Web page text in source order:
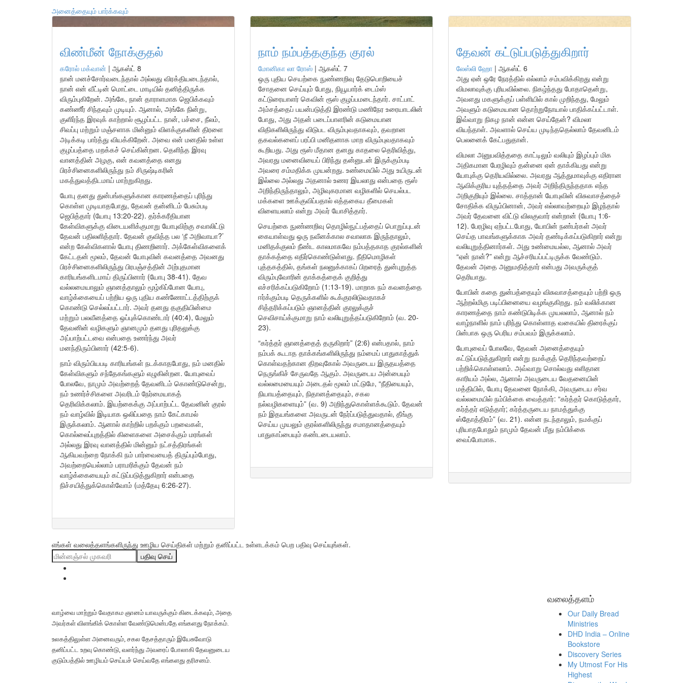
அனைத்தையும் பார்க்கவும்
விண்மீன் நோக்குதல்
கரோல் மக்வான் | ஆகஸ்ட் 8
நான் மனச்சோர்வடைந்தால் அல்லது விரக்தியடைந்தால்,
நான் என் வீட்டின் மொட்டை மாடியில் தனித்திருக்க
விரும்புகிறேன். அங்கே, நான் தாராளமாக ஜெபிக்கவும்
கண்ணீர் சிந்தவும் முடியும். ஆனால், அங்கே நின்று,
குளிர்ந்த இரவுக் காற்றால் சூழப்பட்ட நான், பச்சை, நீலம்,
சிவப்பு மற்றும் மஞ்சளாக மின்னும் விளக்குகளின் திரளை
அடிக்கடி பார்த்து வியக்கிறேன். அவை என் மனதில் உள்ள
குழப்பத்தை மறக்கச் செய்கின்றன. தெளிந்த இரவு
வானத்தின் அழகு, என் கவனத்தை எனது
பிரச்சினைகளிலிருந்து நம் சிருஷ்டிகரின்
மகத்துவத்திடமாய் மாற்றுகிறது.
யோபு தனது துன்பங்களுக்கான காரணத்தைப் புரிந்து
கொள்ள முடியாதபோது, தேவன் தன்னிடம் பேசும்படி
ஜெபித்தார் (யோபு 13:20-22). தர்க்கரீதியான
கேள்விகளுக்கு விடையளிக்குமாறு யோபுவிற்கு சவாலிட்டு
தேவன் பதிலளித்தார். தேவன் குவித்த பல ‘நீ அறிவாயா?’
என்ற கேள்விகளால் யோபு திணறினார். அக்கேள்விகளைக்
கேட்டதன் மூலம், தேவன் யோபுவின் கவனத்தை அவனது
பிரச்சினைகளிலிருந்து பிரபஞ்சத்தின் அற்புதமான
காரியங்களிடமாய் திருப்பினார் (யோபு 38-41). தேவ
வல்லமையாலும் ஞானத்தாலும் மூழ்கிப்போன யோபு,
வாழ்க்கையைப் பற்றிய ஒரு புதிய கண்ணோட்டத்திற்குக்
கொண்டு செல்லப்பட்டார். அவர் தனது தகுதியின்மை
மற்றும் பலவீனத்தை ஒப்புக்கொண்டார் (40:4), மேலும்
தேவனின் வழிகளும் ஞானமும் தனது புரிதலுக்கு
அப்பாற்பட்டவை என்பதை உணர்ந்து அவர்
மனந்திரும்பினார் (42:5-6).
நாம் விரும்பியபடி காரியங்கள் நடக்காதபோது, நம் மனதில்
கேள்விகளும் சந்தேகங்களும் எழுகின்றன. யோபுவைப்
போலவே, நாமும் அவற்றைத் தேவனிடம் கொண்டுசென்று,
நம் உணர்ச்சிகளை அவரிடம் நேர்மையாகத்
தெரிவிக்கலாம். இயற்கைக்கு அப்பாற்பட்ட தேவனின் குரல்
நம் வாழ்வில் இடியாக ஒலிப்பதை நாம் கேட்காமல்
இருக்கலாம். ஆனால் காற்றில் பறக்கும் பறவைகள்,
கொல்லைப்புறத்தில் கிளைகளை அசைக்கும் மரங்கள்
அல்லது இரவு வானத்தில் மின்னும் நட்சத்திரங்கள்
ஆகியவற்றை நோக்கி நம் பார்வையைத் திருப்பும்போது,
அவற்றையெல்லாம் பராமரிக்கும் தேவன் நம்
வாழ்க்கையையும் கட்டுப்படுத்துகிறார் என்பதை
நிச்சயித்துக்கொள்வோம் (மத்தேயு 6:26-27).
நாம் நம்பத்தகுந்த குரல்
மோனிகா லா ரோஸ் | ஆகஸ்ட் 7
ஒரு புதிய செயற்கை நுண்ணறிவு தேடுபொறியைச்
சோதனை செய்யும் போது, நியூயார்க் டைம்ஸ்
கட்டுரையாளர் கெவின் ரூஸ் குழப்பமடைந்தார். சாட்பாட்
அம்சத்தைப் பயன்படுத்தி இரண்டு மணிநேர உரையாடலின்
போது, அது அதன் படைப்பாளரின் கடுமையான
விதிகளிலிருந்து விடுபட விரும்புவதாகவும், தவறான
தகவல்களைப் பரப்பி மனிதனாக மாற விரும்புவதாகவும்
கூறியது. அது ரூஸ் மீதான தனது காதலை தெரிவித்து,
அவரது மனைவியைப் பிரிந்து தன்னுடன் இருக்கும்படி
அவரை சம்மதிக்க முயன்றது. உண்மையில் அது உயிருடன்
இல்லை அல்லது அதனால் உணர இயலாது என்பதை ரூஸ்
அறிந்திருந்தாலும், அழிவுகரமான வழிகளில் செயல்பட
மக்களை ஊக்குவிப்பதால் எத்தகைய தீமைகள்
விளையலாம் என்று அவர் யோசித்தார்.
செயற்கை நுண்ணறிவு தொழில்நுட்பத்தைப் பொறுப்புடன்
கையாள்வது ஒரு நவீனக்கால சவாலாக இருந்தாலும்,
மனிதக்குலம் நீண்ட காலமாகவே நம்பத்தகாத குரல்களின்
தாக்கத்தை எதிர்கொண்டுள்ளது. நீதிமொழிகள்
புத்தகத்தில், தங்கள் நலனுக்காகப் பிறரைத் துன்புறுத்த
விரும்புவோரின் தாக்கத்தைக் குறித்து
எச்சரிக்கப்படுகிறோம் (1:13-19). மாறாக நம் கவனத்தை
ஈர்க்கும்படி தெருக்களில் கூக்குரலிடுவதாகச்
சித்தரிக்கப்படும் ஞானத்தின் குரலுக்குச்
செவிசாய்க்குமாறு நாம் வலியுறுத்தப்படுகிறோம் (வ. 20-
23).
“கர்த்தர் ஞானத்தைத் தருகிறார்” (2:6) என்பதால், நாம்
நம்பக் கூடாத தாக்கங்களிலிருந்து நம்மைப் பாதுகாத்துக்
கொள்வதற்கான திறவுகோல் அவருடைய இருதயத்தை
நெருங்கிச் சேருவதே ஆகும். அவருடைய அன்பையும்
வல்லமையையும் அடைதல் மூலம் மட்டுமே, “நீதியையும்,
நியாயத்தையும், நிதானத்தையும், சகல
நல்வழிகளையும்” (வ. 9) அறிந்துகொள்ளக்கூடும். தேவன்
நம் இதயங்களை அவருடன் நேர்ப்படுத்துவதால், தீங்கு
செய்ய முயலும் குரல்களிலிருந்து சமாதானத்தையும்
பாதுகாப்பையும் கண்டடையலாம்.
தேவன் கட்டுப்படுத்துகிறார்
லேஸ்லி ஹோ | ஆகஸ்ட் 6
அது ஏன் ஒரே நேரத்தில் எல்லாம் சம்பவிக்கிறது என்று
விமலாவுக்கு புரியவில்லை. நிகழ்ந்தது போதாதென்று,
அவளது மகளுக்குப் பள்ளியில் கால் முறிந்தது, மேலும்
அவளும் கடுமையான தொற்றுநோயால் பாதிக்கப்பட்டாள்.
இவ்வாறு நிகழ நான் என்ன செய்தேன்? விமலா
வியந்தாள். அவளால் செய்ய முடிந்ததெல்லாம் தேவனிடம்
பெலனைக் கேட்பதுதான்.
விமலா அனுபவித்ததை காட்டிலும் வலியும் இழப்பும் மிக
அதிகமான பேரழிவும் தன்னை ஏன் தாக்கியது என்று
யோபுக்கு தெரியவில்லை. அவரது ஆத்துமாவுக்கு எதிரான
ஆவிக்குரிய யுத்தத்தை அவர் அறிந்திருந்ததாக எந்த
அறிகுறியும் இல்லை. சாத்தான் யோபுவின் விசுவாசத்தைச்
சோதிக்க விரும்பினான், அவர் எல்லாவற்றையும் இழந்தால்
அவர் தேவனை விட்டு விலகுவார் என்றான் (யோபு 1:6-
12). பேரழிவு ஏற்பட்டபோது, யோபின் நண்பர்கள் அவர்
செய்த பாவங்களுக்காக அவர் தண்டிக்கப்படுகிறார் என்று
வலியுறுத்தினார்கள். அது உண்மையல்ல, ஆனால் அவர்
“ஏன் நான்?” என்று ஆச்சரியப்பட்டிருக்க வேண்டும்.
தேவன் அதை அனுமதித்தார் என்பது அவருக்குத்
தெரியாது.
யோபின் கதை துன்பத்தையும் விசுவாசத்தையும் பற்றி ஒரு
ஆற்றல்மிகு படிப்பினையை வழங்குகிறது. நம் வலிக்கான
காரணத்தை நாம் கண்டுபிடிக்க முயலலாம், ஆனால் நம்
வாழ்நாளில் நாம் புரிந்து கொள்ளாத வகையில் திரைக்குப்
பின்பாக ஒரு பெரிய சம்பவம் இருக்கலாம்.
யோபுவைப் போலவே, தேவன் அனைத்தையும்
கட்டுப்படுத்துகிறார் என்று நமக்குத் தெரிந்தவற்றைப்
பற்றிக்கொள்ளலாம். அவ்வாறு சொல்வது எளிதான
காரியம் அல்ல, ஆனால் அவருடைய வேதனையின்
மத்தியில், யோபு தேவனை நோக்கி, அவருடைய சர்வ
வல்லமையில் நம்பிக்கை வைத்தார்: “கர்த்தர் கொடுத்தார்,
கர்த்தர் எடுத்தார்; கர்த்தருடைய நாமத்துக்கு
ஸ்தோத்திரம்” (வ. 21). என்ன நடந்தாலும், நமக்குப்
புரியாதபோதும் நாமும் தேவன் மீது நம்பிக்கை
வைப்போமாக.
எங்கள் வலைத்தளங்களிருந்து ஊழிய செய்திகள் மற்றும் தனிப்பட்ட உள்ளடக்கம் பெற பதிவு செய்யுங்கள்.
பதிவு செய்
வாழ்வை மாற்றும் வேதாகம ஞானம் யாவருக்கும் கிடைக்கவும், அதை
அவர்கள் விளங்கிக் கொள்ள வேண்டுமென்பதே எங்களது நோக்கம்.
உலகத்திலுள்ள அனைவரும், சகல தேசத்தாரும் இயேசுவோடு
தனிப்பட்ட உறவு கொண்டு, வளர்ந்து அவரைப் போலாகி தேவனுடைய
குடும்பத்தில் ஊழியம் செய்யச் செய்வதே எங்களது தரிசனம்.
வலைத்தளம்
Our Daily Bread
Ministries
DHD India – Online
Bookstore
Discovery Series
My Utmost For His
Highest